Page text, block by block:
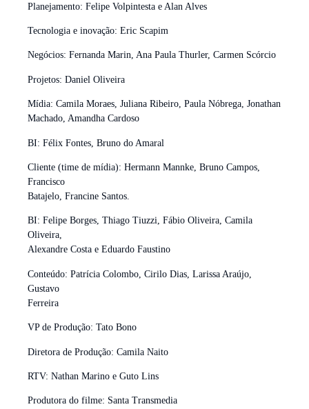
Planejamento: Felipe Volpintesta e Alan Alves
Tecnologia e inovação: Eric Scapim
Negócios: Fernanda Marin, Ana Paula Thurler, Carmen Scórcio
Projetos: Daniel Oliveira
Mídia: Camila Moraes, Juliana Ribeiro, Paula Nóbrega, Jonathan
Machado, Amandha Cardoso
BI: Félix Fontes, Bruno do Amaral
Cliente (time de mídia): Hermann Mannke, Bruno Campos,
Francisco
Batajelo, Francine Santos.
BI: Felipe Borges, Thiago Tiuzzi, Fábio Oliveira, Camila
Oliveira,
Alexandre Costa e Eduardo Faustino
Conteúdo: Patrícia Colombo, Cirilo Dias, Larissa Araújo,
Gustavo
Ferreira
VP de Produção: Tato Bono
Diretora de Produção: Camila Naito
RTV: Nathan Marino e Guto Lins
Produtora do filme: Santa Transmedia